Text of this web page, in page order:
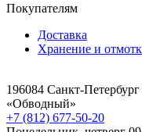
Покупателям
Доставка
Хранение и
196084 Санкт-
«Обводный»
+7 (812) 677-50-20